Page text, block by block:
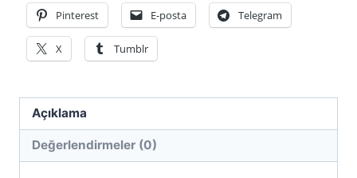
Pinterest E-posta Telegram
X Tumblr
Açıklama
Değerlendirmeler (0)